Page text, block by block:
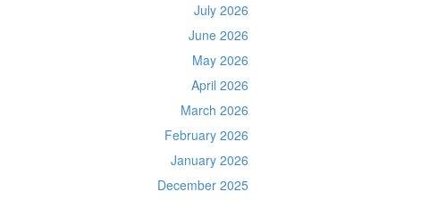
July 2026
June 2026
May 2026
April 2026
March 2026
February 2026
January 2026
December 2025